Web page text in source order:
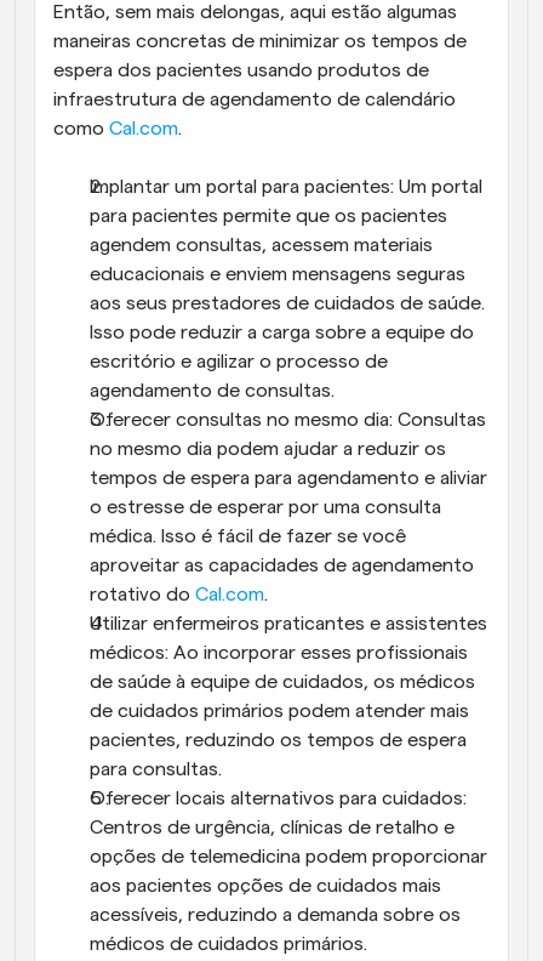
Então, sem mais delongas, aqui estão algumas
maneiras concretas de minimizar os tempos de
espera dos pacientes usando produtos de
infraestrutura de agendamento de calendário
como Cal.com.
Implantar um portal para pacientes: Um portal
para pacientes permite que os pacientes
agendem consultas, acessem materiais
educacionais e enviem mensagens seguras
aos seus prestadores de cuidados de saúde.
Isso pode reduzir a carga sobre a equipe do
escritório e agilizar o processo de
agendamento de consultas.
Oferecer consultas no mesmo dia: Consultas
no mesmo dia podem ajudar a reduzir os
tempos de espera para agendamento e aliviar
o estresse de esperar por uma consulta
médica. Isso é fácil de fazer se você
aproveitar as capacidades de agendamento
rotativo do Cal.com.
Utilizar enfermeiros praticantes e assistentes
médicos: Ao incorporar esses profissionais
de saúde à equipe de cuidados, os médicos
de cuidados primários podem atender mais
pacientes, reduzindo os tempos de espera
para consultas.
Oferecer locais alternativos para cuidados:
Centros de urgência, clínicas de retalho e
opções de telemedicina podem proporcionar
aos pacientes opções de cuidados mais
acessíveis, reduzindo a demanda sobre os
médicos de cuidados primários.